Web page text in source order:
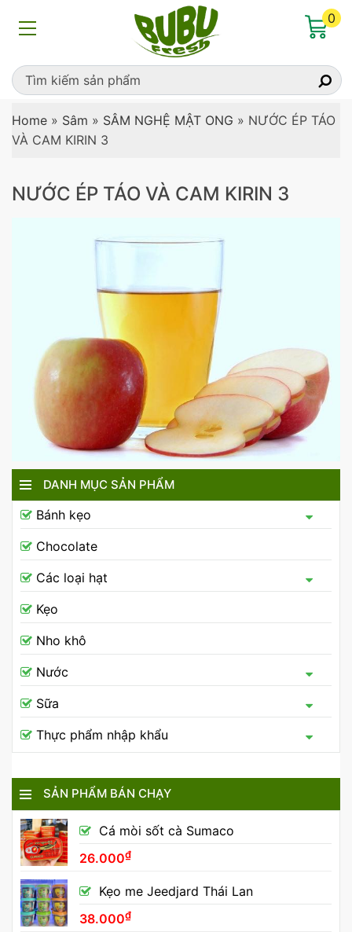
0
Home » Sâm » SÂM NGHỆ MẬT ONG » NƯỚC ÉP TÁO
VÀ CAM KIRIN 3
NƯỚC ÉP TÁO VÀ CAM KIRIN 3
DANH MỤC SẢN PHẨM
Bánh kẹo
Chocolate
Các loại hạt
Kẹo
Nho khô
Nước
Sữa
Thực phẩm nhập khẩu
SẢN PHẨM BÁN CHẠY
Cá mòi sốt cà Sumaco
26.000₫
Kẹo me Jeedjard Thái Lan
38.000₫